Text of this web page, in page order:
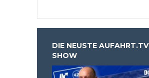
DIE NEUSTE AUFAHRT.TV
SHOW